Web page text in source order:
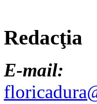
Redacţia
E-mail: